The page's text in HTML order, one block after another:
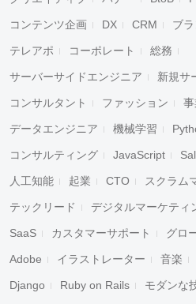
コンテンツ企画 DX CRM ブ
テレアポ コーポレート 総務
サーバーサイドエンジニア 新規サ
コンサルタント ファッション
データエンジニア 機械学習
コンサルティング JavaScript
人工知能 起業 CTO スクラム
テックリード デジタルマーケティ
SaaS カスタマーサポート グロ
Adobe イラストレーター 音楽
Django Ruby on Rails モダンな